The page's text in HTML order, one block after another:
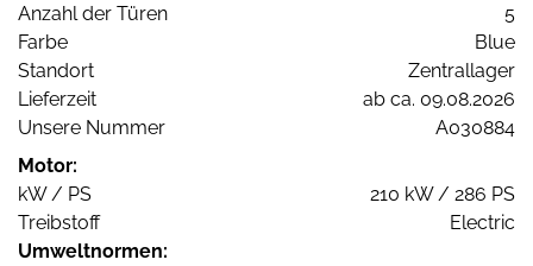
Anzahl der Türen
5
Farbe
Blue
Standort
Zentrallager
Lieferzeit
ab ca. 09.08.2026
Unsere Nummer
A030884
Motor:
kW / PS
210 kW / 286 PS
Treibstoff
Electric
Umweltnormen: